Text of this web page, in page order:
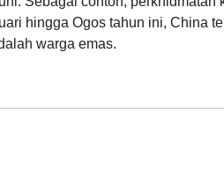
hingga Ogos tahun ini, China
warga emas.